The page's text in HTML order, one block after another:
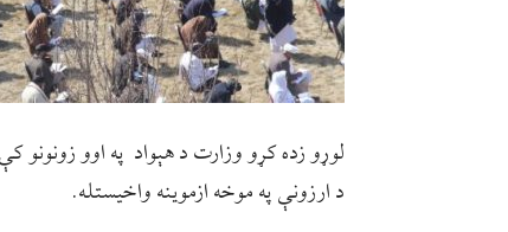
د ارزونې په موخه ازموینه واخیستله.